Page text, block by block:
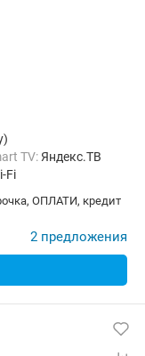
TV: Яндекс.ТВ
Fi
ОПЛАТИ, кредит
2 предложения